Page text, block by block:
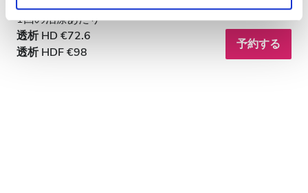
Privacy policy.
1回の治療あたり
透析 HD €72.6
透析 HDF €98
予約する